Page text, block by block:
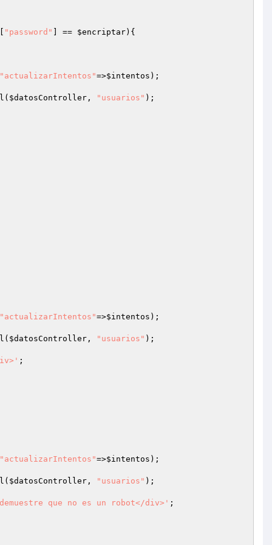
"password" ] == $encriptar){
"actualizarIntentos"=>$intentos );
$datosController , "usuarios" );
"actualizarIntentos"=>$intentos );
$datosController , "usuarios" );
;
"actualizarIntentos"=>$intentos );
$datosController , "usuarios" );
que no es un robot</div>' ;